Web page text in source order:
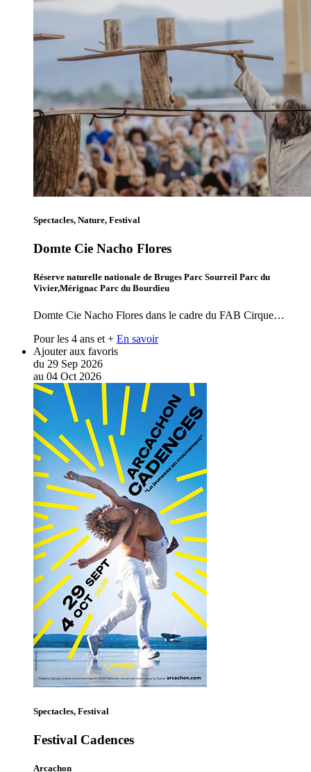
Spectacles, Nature, Festival
Domte Cie Nacho Flores
Réserve naturelle nationale de Bruges Parc Sourreil Parc du
Vivier,Mérignac Parc du Bourdieu
Domte Cie Nacho Flores dans le cadre du FAB Cirque…
Pour les 4 ans et + En savoir
Ajouter aux favoris
du 29 Sep 2026
au 04 Oct 2026
Spectacles, Festival
Festival Cadences
Arcachon